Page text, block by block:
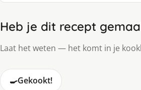
Heb je dit recept
Laat het weten — het komt in je
🍳Gekookt!